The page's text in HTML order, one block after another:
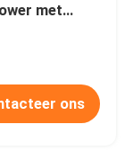
met
ons